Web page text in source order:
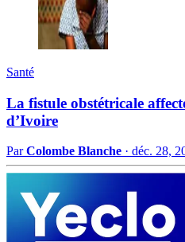
Santé
La fistule obstétricale
d’Ivoire
ParColombe Blanche · déc. 28,